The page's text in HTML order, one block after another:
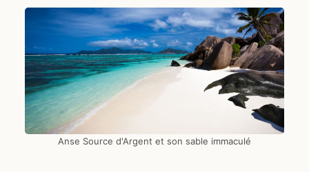
Anse Source d'Argent et son sable immaculé